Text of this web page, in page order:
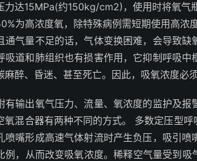
力达15MPa(约150kg/cm2)，使用时将氧气
为高浓度氧，除特殊病例需短期使用高浓
通气量不足的话，气体变换困难，会导致
吸道和肺组织也有损害作用，它抑制呼吸中
麻醉、昏迷、甚至死亡。因此，吸氧浓度必
有输出氧气压力、流量、氧浓度的监护及
氧混合器有两种不同的方式。 多数定压型
喷嘴形成高速气体射流时产生负压，吸引
例，从而改变吸氧浓度。稀释空气量受到